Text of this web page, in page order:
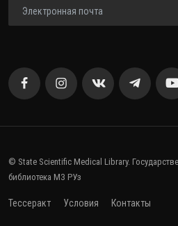
© State Scientific Medical Library.
библиотека МЗ РУз
Тессеракт Условия Контакты